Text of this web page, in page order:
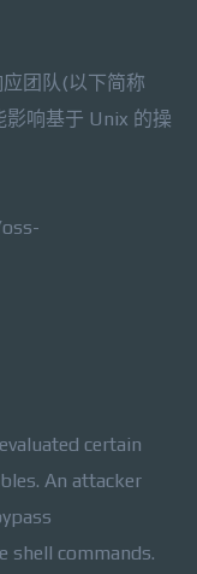
团队(以下简称
影响基于 Unix 的操
certain
An attacker
shell commands.